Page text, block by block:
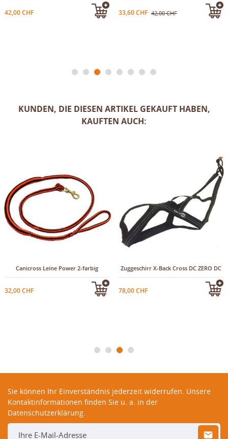
42,00 CHF 33,60 CHF 42,00 CHF
KUNDEN, DIE DIESEN ARTIKEL GEKAUFT HABEN,
KAUFTEN AUCH:
Canicross Leine Power 2-farbig
32,00 CHF
Zuggeschirr X-Back Cross DC ZERO DC
78,00 CHF
Sie können Ihr Einverständnis jederzeit widerrufen. Unsere
Kontaktinformationen finden Sie u. a. in der
Datenschutzerklärung.